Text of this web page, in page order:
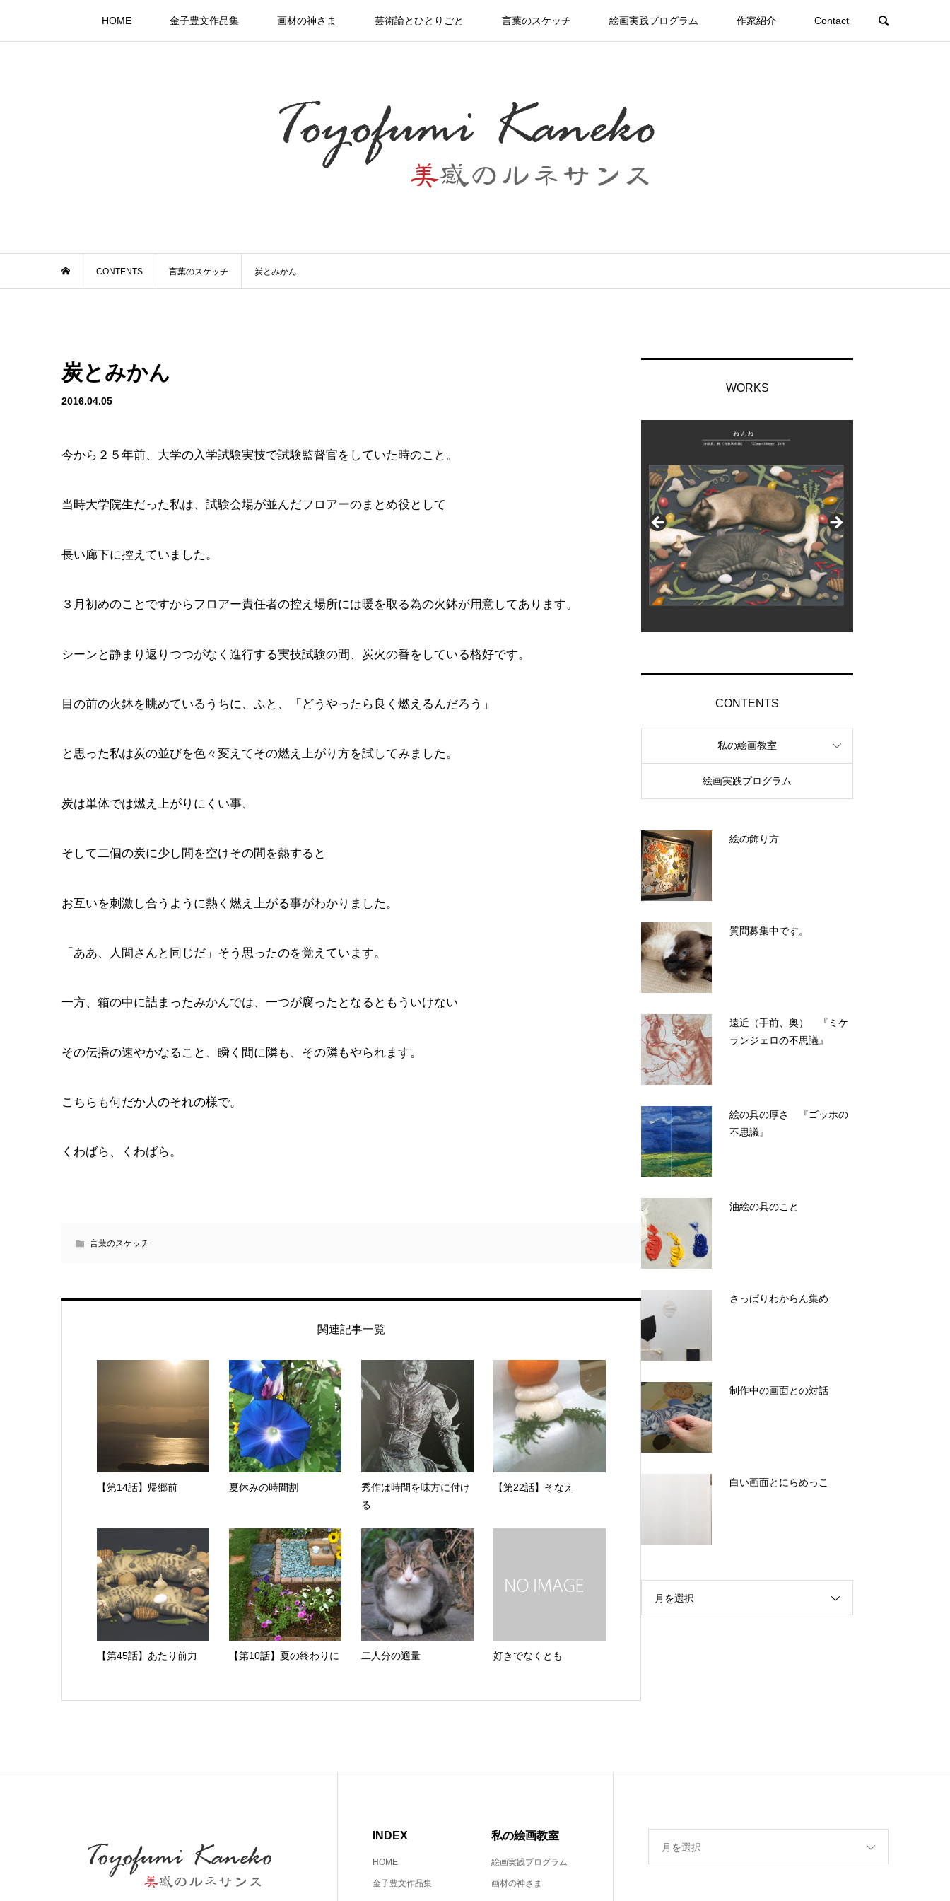
HOME 金子豊文作品集 画材の神さま 芸術論とひとりごと 言葉のスケッチ 絵画実践プログラム 作家紹介 Contact
CONTENTS 言葉のスケッチ 炭とみかん
炭とみかん
2016.04.05
今から２５年前、大学の入学試験実技で試験監督官をしていた時のこと。
当時大学院生だった私は、試験会場が並んだフロアーのまとめ役として
長い廊下に控えていました。
３月初めのことですからフロアー責任者の控え場所には暖を取る為の火鉢が用意してあります。
シーンと静まり返りつつがなく進行する実技試験の間、炭火の番をしている格好です。
目の前の火鉢を眺めているうちに、ふと、「どうやったら良く燃えるんだろう」
と思った私は炭の並びを色々変えてその燃え上がり方を試してみました。
炭は単体では燃え上がりにくい事、
そして二個の炭に少し間を空けその間を熱すると
お互いを刺激し合うように熱く燃え上がる事がわかりました。
「ああ、人間さんと同じだ」そう思ったのを覚えています。
一方、箱の中に詰まったみかんでは、一つが腐ったとなるともういけない
その伝播の速やかなること、瞬く間に隣も、その隣もやられます。
こちらも何だか人のそれの様で。
くわばら、くわばら。
言葉のスケッチ
関連記事一覧
【第14話】帰郷前 夏休みの時間割
秀作は時間を味方に付け
る
【第22話】そなえ
【第45話】あたり前力 【第10話】夏の終わりに 二人分の適量 好きでなくとも
WORKS
CONTENTS
私の絵画教室
絵画実践プログラム
絵の飾り方
質問募集中です。
遠近（手前、奥） 『ミケ
ランジェロの不思議』
絵の具の厚さ 『ゴッホの
不思議』
油絵の具のこと
さっぱりわからん集め
制作中の画面との対話
白い画面とにらめっこ
月を選択
INDEX
HOME
金子豊文作品集
私の絵画教室
絵画実践プログラム
画材の神さま
月を選択